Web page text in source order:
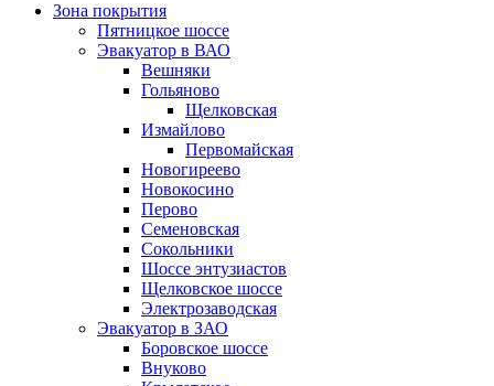
Зона покрытия
Пятницкое шоссе
Эвакуатор в ВАО
Вешняки
Гольяново
Щелковская
Измайлово
Первомайская
Новогиреево
Новокосино
Перово
Семеновская
Сокольники
Шоссе энтузиастов
Щелковское шоссе
Электрозаводская
Эвакуатор в ЗАО
Боровское шоссе
Внуково